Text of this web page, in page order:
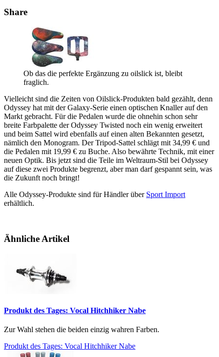
Share
Ob das die perfekte Ergänzung zu oilslick ist, bleibt
fraglich.
Vielleicht sind die Zeiten von Oilslick-Produkten bald gezählt, denn
Odyssey hat mit der Galaxy-Serie einen optischen Knaller auf den
Markt gebracht. Für die Pedalen wurde die ohnehin schon sehr
breite Farbpalette der Odyssey Twisted noch ein wenig erweitert
und beim Sattel wird ebenfalls auf einen alten Bekannten gesetzt,
nämlich den Monogram. Der Tripod-Sattel schlägt mit 34,99 € und
die Pedalen mit 19,99 € zu Buche. Also bewährte Technik, mit einer
neuen Optik. Bis jetzt sind die Teile im Weltraum-Stil bei Odyssey
auf diese zwei Produkte begrenzt, aber man darf gespannt sein, was
die Zukunft noch bringt!
Alle Odyssey-Produkte sind für Händler über Sport Import
erhältlich.
Ähnliche Artikel
Produkt des Tages: Vocal Hitchhiker Nabe
Zur Wahl stehen die beiden einzig wahren Farben.
Produkt des Tages: Vocal Hitchhiker Nabe